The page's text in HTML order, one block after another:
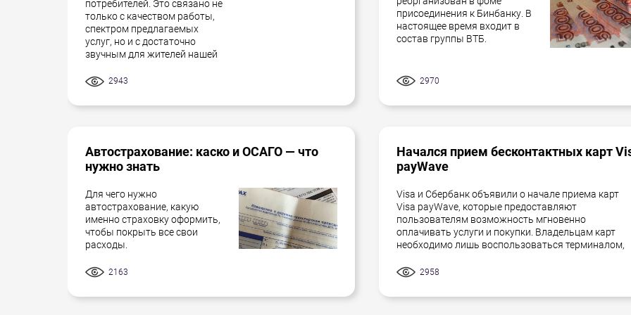
потребителей. Это связано не
только с качеством работы,
спектром предлагаемых
услуг, но и с достаточно
звучным для жителей нашей
2943
присоединения к Бинбанку. В
настоящее время входит в
состав группы ВТБ.
2970
Автострахование: каско и ОСАГО — что
нужно знать
Для чего нужно
автострахование, какую
именно страховку оформить,
чтобы покрыть все свои
расходы.
2163
Начался прием бесконтактных карт
payWave
Visa и Сбербанк объявили о начале приема карт
Visa payWave, которые предоставляют
пользователям возможность мгновенно
оплачивать услуги и покупки. Владельцам карт
необходимо лишь воспользоваться терминалом,
2958